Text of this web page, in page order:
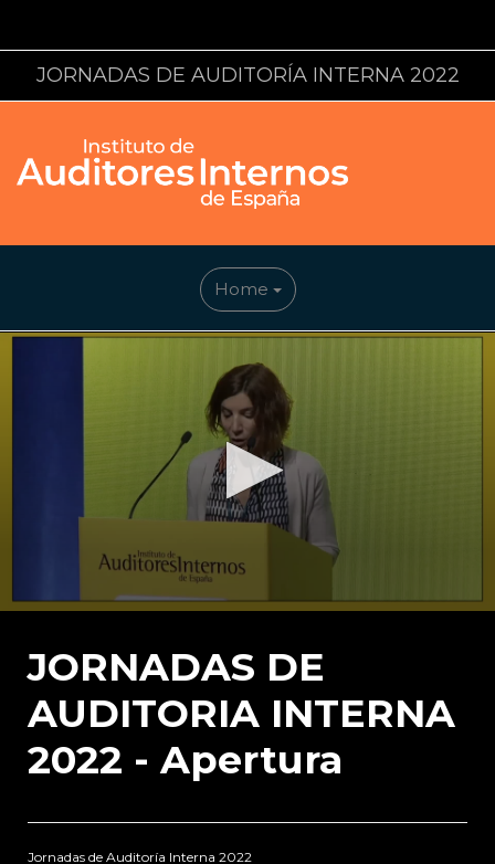
JORNADAS DE AUDITORÍA INTERNA 2022
Home
0
seconds
JORNADAS DE
AUDITORIA INTERNA
2022 - Apertura
Jornadas de Auditoría Interna 2022